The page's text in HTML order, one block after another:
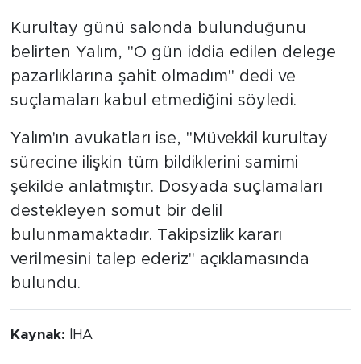
Kurultay günü salonda bulunduğunu
belirten Yalım, "O gün iddia edilen delege
pazarlıklarına şahit olmadım" dedi ve
suçlamaları kabul etmediğini söyledi.
Yalım'ın avukatları ise, "Müvekkil kurultay
sürecine ilişkin tüm bildiklerini samimi
şekilde anlatmıştır. Dosyada suçlamaları
destekleyen somut bir delil
bulunmamaktadır. Takipsizlik kararı
verilmesini talep ederiz" açıklamasında
bulundu.
Kaynak: İHA